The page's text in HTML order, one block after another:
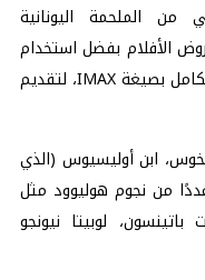
الملحمة اليونانية
الأفلام بفضل استخدام
نولان للتقنية الحديثة، حيث تم تصويره بالكامل بصيغة IMAX، لتقديم
ابن أوليسيوس (الذي
من نجوم هوليوود مثل
باتينسون، لوبيتا نيونجو